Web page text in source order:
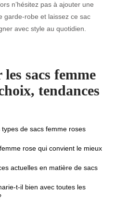
n’hésitez pas à ajouter une
garde-robe et laissez ce sac
avec style au quotidien.
sacs femme
tendances
de sacs femme roses
rose qui convient le mieux
actuelles en matière de sacs
t-il bien avec toutes les